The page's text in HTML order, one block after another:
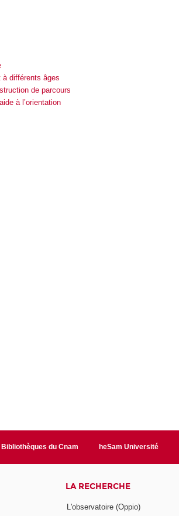
à différents âges
de parcours
à l’orientation
Bibliothèques du Cnam heSam Université
LA RECHERCHE
L'observatoire (Oppio)